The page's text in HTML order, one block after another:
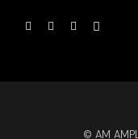
© AM